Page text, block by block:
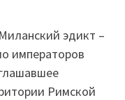
эдикт –
императоров
Римской